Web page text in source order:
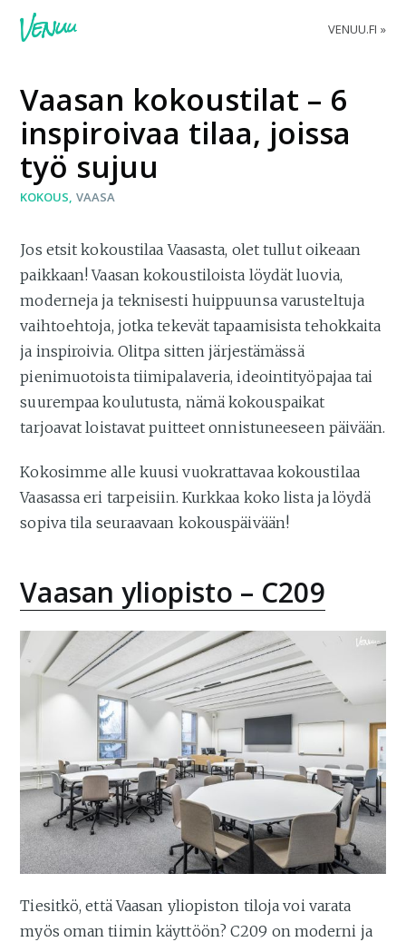
VENUU.FI
Vaasan kokoustilat – 6
inspiroivaa tilaa, joissa
työ sujuu
KOKOUS VAASA
Jos etsit kokoustilaa Vaasasta, olet tullut oikeaan
paikkaan! Vaasan kokoustiloista löydät luovia,
moderneja ja teknisesti huippuunsa varusteltuja
vaihtoehtoja, jotka tekevät tapaamisista tehokkaita
ja inspiroivia. Olitpa sitten järjestämässä
pienimuotoista tiimipalaveria, ideointityöpajaa tai
suurempaa koulutusta, nämä kokouspaikat
tarjoavat loistavat puitteet onnistuneeseen päivään.
Kokosimme alle kuusi vuokrattavaa kokoustilaa
Vaasassa eri tarpeisiin. Kurkkaa koko lista ja löydä
sopiva tila seuraavaan kokouspäivään!
Vaasan yliopisto – C209
Tiesitkö, että Vaasan yliopiston tiloja voi varata
myös oman tiimin käyttöön? C209 on moderni ja